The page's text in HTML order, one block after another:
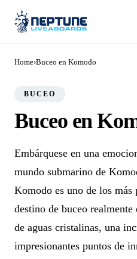
Home›Buceo en Komodo
BUCEO
Buceo en
Embárquese en una
mundo submarino de
Komodo es uno de los más
destino de buceo realmente
de aguas cristalinas, una
impresionantes puntos de